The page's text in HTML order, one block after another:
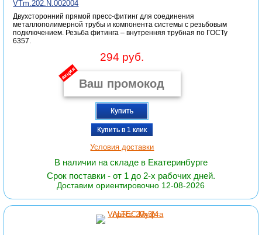
VTm.202.N.002004
Двухсторонний прямой пресс-фитинг для соединения
металлополимерной трубы и компонента системы с резьбовым
подключением. Резьба фитинга – внутренняя трубная по ГОСТу
6357.
294 руб.
акция
Купить
Купить в 1 клик
Условия доставки
В наличии на складе в Екатеринбурге
Срок поставки - от 1 до 2-х рабочих дней.
Доставим ориентировочно 12-08-2026